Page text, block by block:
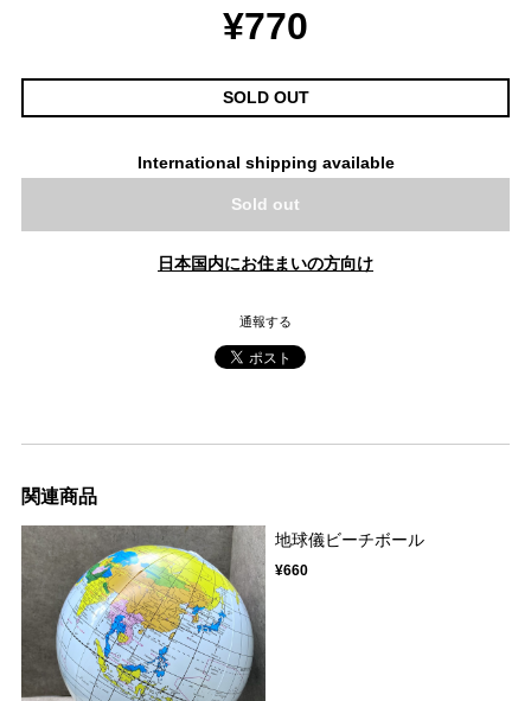
¥770
SOLD OUT
International shipping available
Sold out
日本国内にお住まいの方向け
通報する
関連商品
地球儀ビーチボール
¥660